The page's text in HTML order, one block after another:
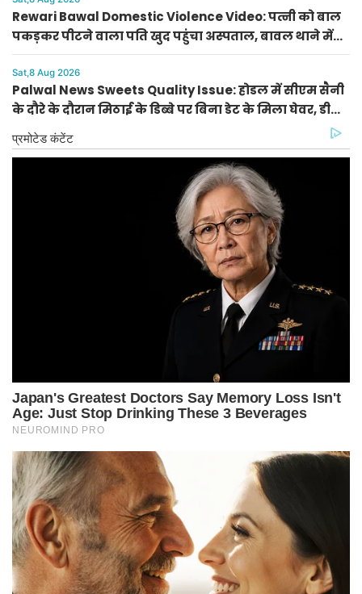
Rewari Bawal Domestic Violence Video: पत्नी को बाल
पकड़कर पीटने वाला पति खुद पहुंचा अस्पताल, बावल थाने में
केस दर्ज
Sat,8 Aug 2026
Palwal News Sweets Quality Issue: होडल में सीएम सैनी
के दौरे के दौरान मिठाई के डिब्बे पर बिना डेट के मिला घेवर, डीसी
ने दिए जांच के आदेश